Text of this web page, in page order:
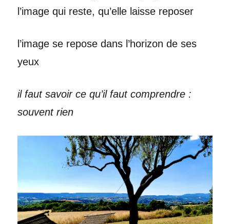
l’image qui reste, qu’elle laisse reposer
l’image se repose dans l’horizon de ses
yeux
il faut savoir ce qu’il faut comprendre :
souvent rien